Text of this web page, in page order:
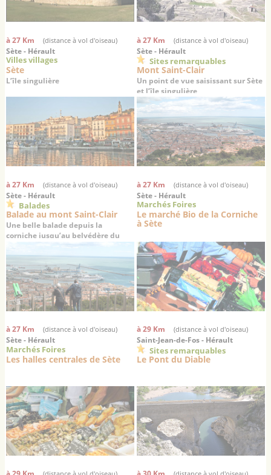
à 27 Km (distance à vol d'oiseau)
Sète - Hérault
Villes villages
Sète
L’île singulière
à 27 Km (distance à vol d'oiseau)
Sète - Hérault
Sites remarquables
Mont Saint-Clair
Un point de vue saisissant sur Sète
et l’île singulière
à 27 Km (distance à vol d'oiseau)
Sète - Hérault
Balades
Balade au mont Saint-Clair
Une belle balade depuis la
corniche jusqu’au belvédère du
à 27 Km (distance à vol d'oiseau)
Sète - Hérault
Marchés Foires
Le marché Bio de la Corniche
à Sète
à 27 Km (distance à vol d'oiseau)
Sète - Hérault
Marchés Foires
Les halles centrales de Sète
à 29 Km (distance à vol d'oiseau)
Saint-Jean-de-Fos - Hérault
Sites remarquables
Le Pont du Diable